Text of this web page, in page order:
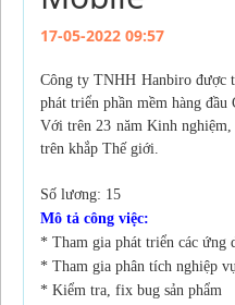
17-05-2022 09:57
Công ty TNHH Hanbiro được
phát triển phần mềm hàng đầu
Với trên 23 năm Kinh
trên khắp Thế giới.
Số lương: 15
Mô tả công việc:
* Tham gia phát triển các ứng
* Tham gia phân tích nghiệp
* Kiểm tra, fix bug sản phẩm